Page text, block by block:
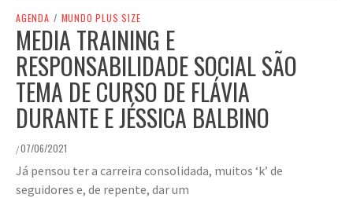
AGENDA / MUNDO PLUS SIZE
MEDIA TRAINING E
RESPONSABILIDADE SOCIAL SÃO
TEMA DE CURSO DE FLÁVIA
DURANTE E JÉSSICA BALBINO
/07/06/2021
Já pensou ter a carreira consolidada, muitos ‘k’ de
seguidores e, de repente, dar um